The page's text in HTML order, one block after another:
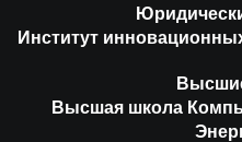
Институт
Высшая школа